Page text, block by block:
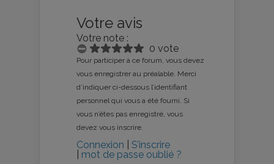
Votre avis
Votre note :
0 vote
Pour participer à ce forum, vous devez
vous enregistrer au préalable. Merci
d’indiquer ci-dessous l’identifiant
personnel qui vous a été fourni. Si
vous n’êtes pas enregistré, vous
devez vous inscrire.
Connexion
S’inscrire
mot de passe oublié ?